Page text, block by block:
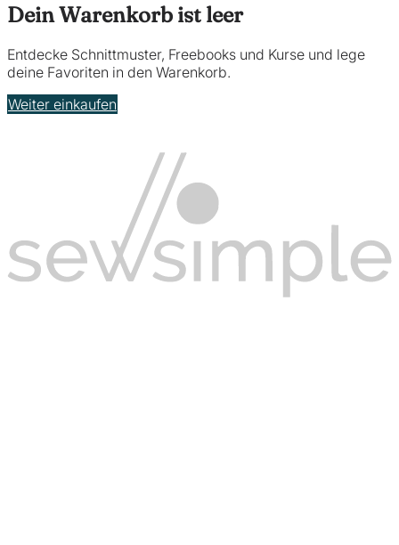
Dein Warenkorb ist leer
Entdecke Schnittmuster, Freebooks und Kurse und lege
deine Favoriten in den Warenkorb.
Weiter einkaufen